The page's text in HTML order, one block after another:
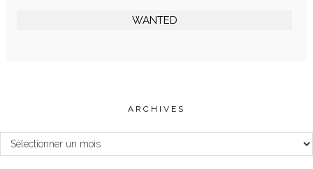
WANTED
ARCHIVES
Archives